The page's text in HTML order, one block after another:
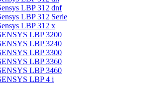
LBP 312 dnf
LBP 312 Serie
LBP 312 x
LBP 3200
LBP 3240
LBP 3300
LBP 3360
LBP 3460
LBP 4 i